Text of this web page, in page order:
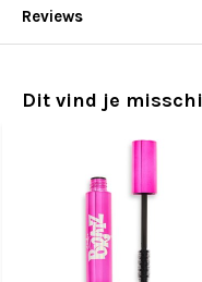
Reviews
Dit vind je